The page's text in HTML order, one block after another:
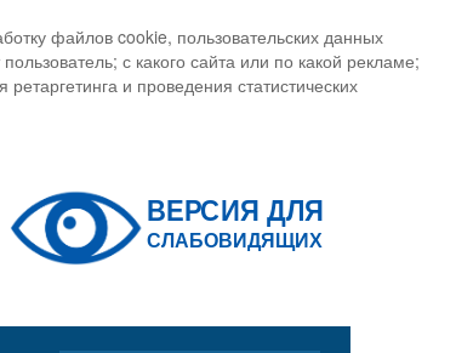
файлов cookie, пользовательских данных
с какого сайта или по какой рекламе;
и проведения статистических